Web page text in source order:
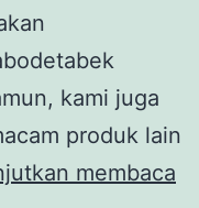
kami juga
produk lain
membaca